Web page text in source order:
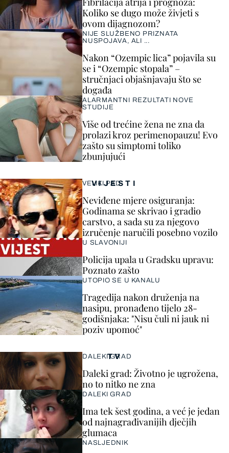
VIJESTI
VELIKI PAD
Neviđene mjere osiguranja:
Godinama se skrivao i gradio
carstvo, a sada su za njegovo
izručenje naručili posebno vozilo
U SLAVONIJI
Policija upala u Gradsku upravu:
Poznato zašto
UTOPIO SE U KANALU
Tragedija nakon druženja na
nasipu, pronađeno tijelo 28-
godišnjaka: "Nisu čuli ni jauk ni
poziv upomoć"
Koliko se dugo može živjeti s
ovom dijagnozom?
NIJE SLUŽBENO PRIZNATA
NUSPOJAVA, ALI ...
Nakon “Ozempic lica” pojavila su
se i “Ozempic stopala” –
stručnjaci objašnjavaju što se
događa
ALARMANTNI REZULTATI NOVE
STUDIJE
Više od trećine žena ne zna da
prolazi kroz perimenopauzu! Evo
zašto su simptomi toliko
zbunjujući
TV
DALEKI GRAD
Daleki grad: Životno je ugrožena,
no to nitko ne zna
DALEKI GRAD
Ima tek šest godina, a već je jedan
od najnagrađivanijih dječjih
glumaca
NASLJEDNIK